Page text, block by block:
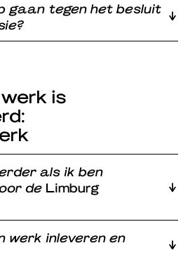
gaan tegen het besluit
is
als ik ben
de Limburg
werk inleveren en